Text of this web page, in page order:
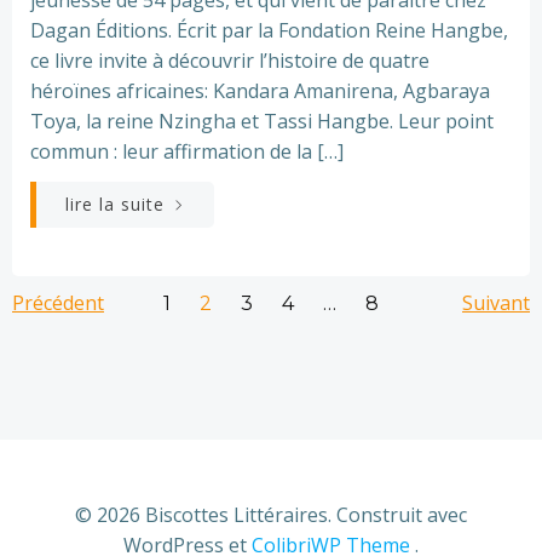
Dagan Éditions. Écrit par la Fondation Reine Hangbe,
ce livre invite à découvrir l’histoire de quatre
héroïnes africaines: Kandara Amanirena, Agbaraya
Toya, la reine Nzingha et Tassi Hangbe. Leur point
commun : leur affirmation de la […]
lire la suite
Navigation
Précédent
Navigation
Page
1 Page
2 Page
3 Page
4 … Page
8 Suivant
© 2026 Biscottes Littéraires. Construit avec
WordPress etColibriWP Theme .